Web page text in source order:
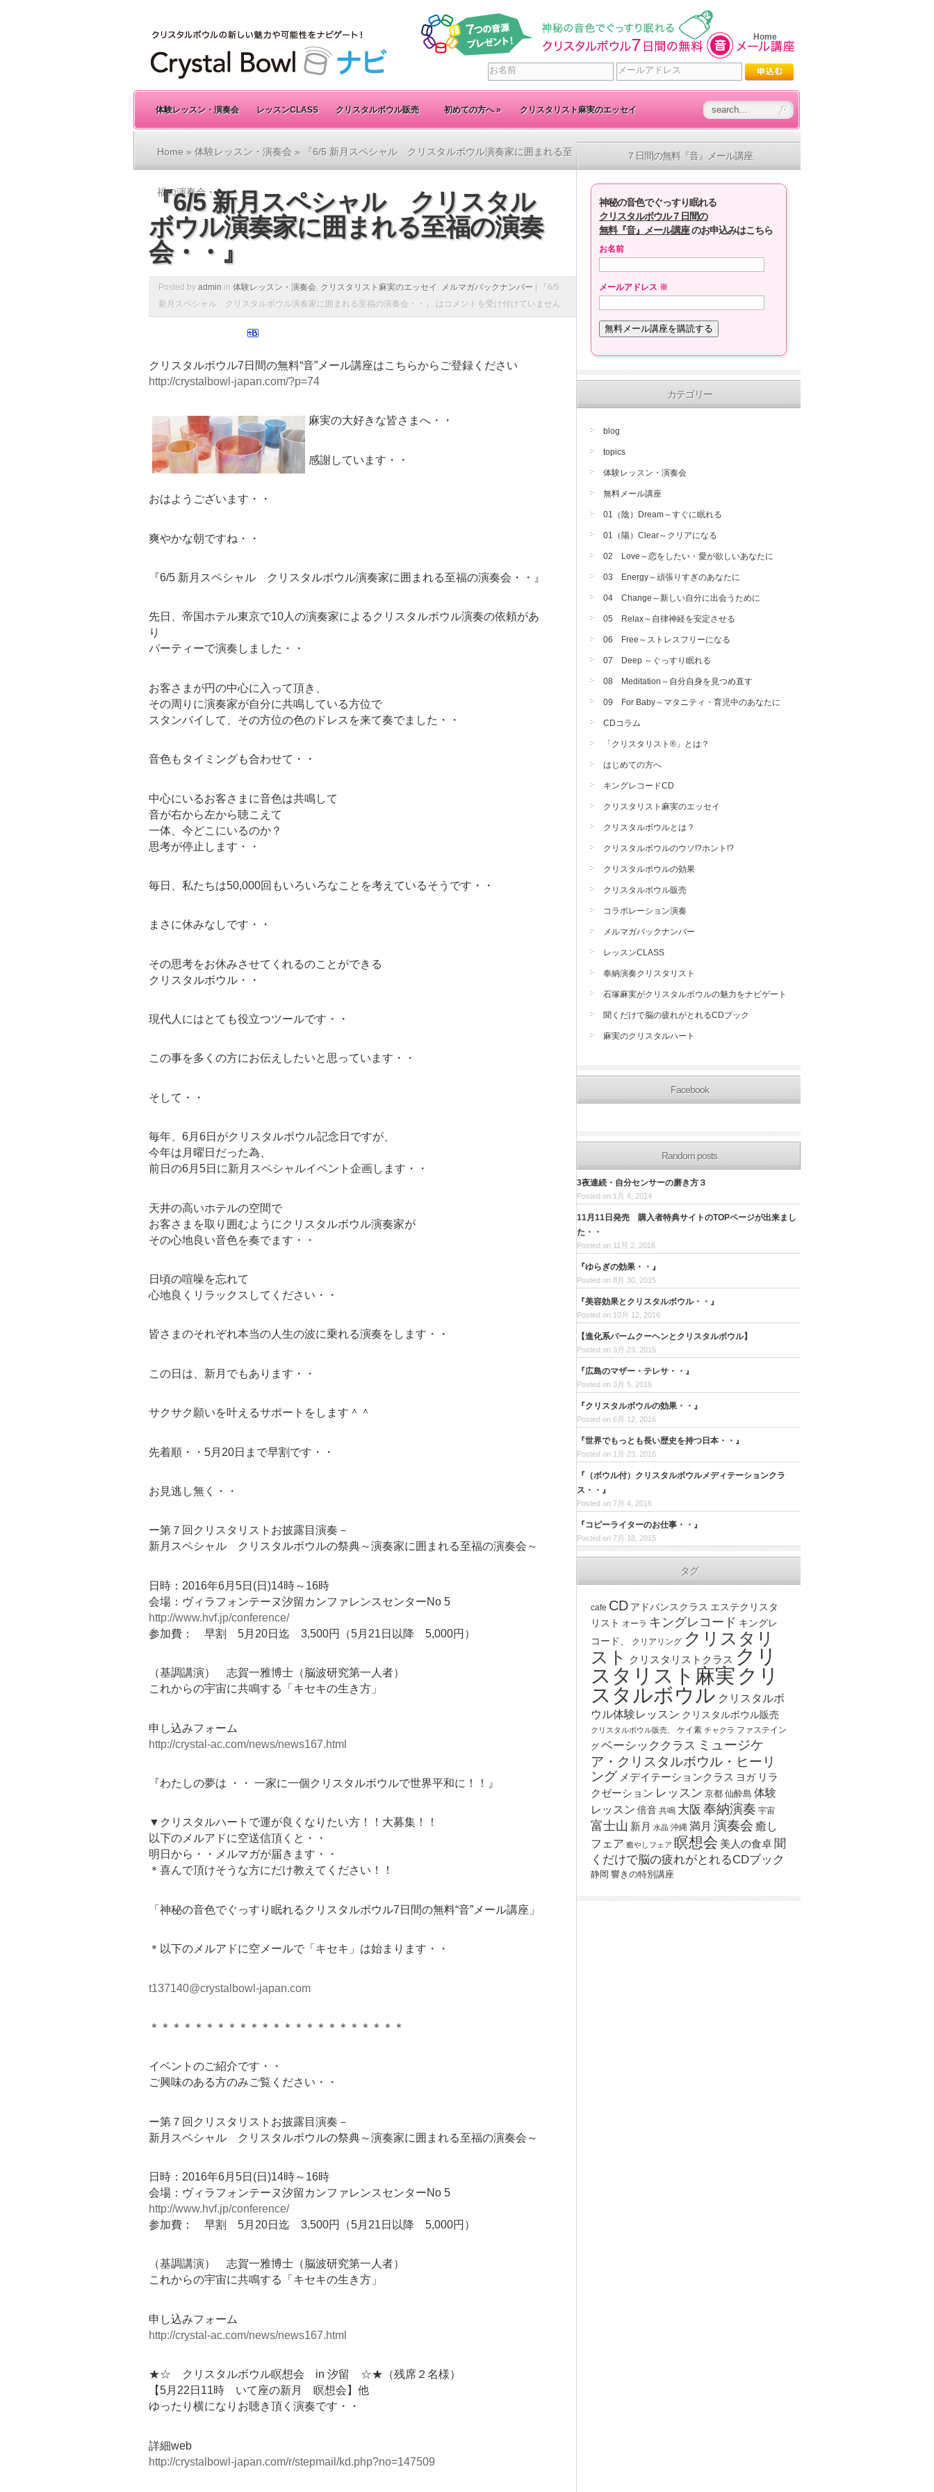
Home
体験レッスン・演奏会 レッスンCLASS クリスタルボウル販売 初めての方へ» クリスタリスト麻実のエッセイ
Home » 体験レッスン・演奏会 » 『6/5 新月スペシャル クリスタルボウル演奏家に囲まれる至
福の演奏会・・』
『6/5 新月スペシャル クリスタル
ボウル演奏家に囲まれる至福の演奏
会・・』
Posted by admin in 体験レッスン・演奏会, クリスタリスト麻実のエッセイ , メルマガバックナンバー
『6/5
新月スペシャル クリスタルボウル演奏家に囲まれる至福の演奏会・・』 は コメントを受け付けていません
クリスタルボウル7日間の無料“音”メール講座はこちらからご登録ください
http://crystalbowl-japan.com/?p=74
麻実の大好きな皆さまへ・・
感謝しています・・
おはようございます・・
爽やかな朝ですね・・
『6/5 新月スペシャル クリスタルボウル演奏家に囲まれる至福の演奏会・・』
先日、帝国ホテル東京で10人の演奏家によるクリスタルボウル演奏の依頼があ
り
パーティーで演奏しました・・
お客さまが円の中心に入って頂き、
その周りに演奏家が自分に共鳴している方位で
スタンバイして、その方位の色のドレスを来て奏でました・・
音色もタイミングも合わせて・・
中心にいるお客さまに音色は共鳴して
音が右から左から聴こえて
一体、今どこにいるのか？
思考が停止します・・
毎日、私たちは50,000回もいろいろなことを考えているそうです・・
まさに休みなしです・・
その思考をお休みさせてくれるのことができる
クリスタルボウル・・
現代人にはとても役立つツールです・・
この事を多くの方にお伝えしたいと思っています・・
そして・・
毎年、6月6日がクリスタルボウル記念日ですが、
今年は月曜日だった為、
前日の6月5日に新月スペシャルイベント企画します・・
天井の高いホテルの空間で
お客さまを取り囲むようにクリスタルボウル演奏家が
その心地良い音色を奏でます・・
日頃の喧噪を忘れて
心地良くリラックスしてください・・
皆さまのそれぞれ本当の人生の波に乗れる演奏をします・・
この日は、新月でもあります・・
サクサク願いを叶えるサポートをします＾＾
先着順・・5月20日まで早割です・・
お見逃し無く・・
ー第７回クリスタリストお披露目演奏－
新月スペシャル クリスタルボウルの祭典～演奏家に囲まれる至福の演奏会～
日時：2016年6月5日(日)14時～16時
会場：ヴィラフォンテーヌ汐留カンファレンスセンターNo 5
http://www.hvf.jp/conference/
参加費： 早割 5月20日迄 3,500円（5月21日以降 5,000円）
（基調講演） 志賀一雅博士（脳波研究第一人者）
これからの宇宙に共鳴する「キセキの生き方」
申し込みフォーム
http://crystal-ac.com/news/news167.html
『わたしの夢は ・・ 一家に一個クリスタルボウルで世界平和に！！』
▼クリスタルハートで運が良くなりたい方！！大募集！！
以下のメルアドに空送信頂くと・・
明日から・・メルマガが届きます・・
＊喜んで頂けそうな方にだけ教えてください！！
「神秘の音色でぐっすり眠れるクリスタルボウル7日間の無料“音”メール講座」
＊以下のメルアドに空メールで「キセキ」は始まります・・
t137140@crystalbowl-japan.com
＊＊＊＊＊＊＊＊＊＊＊＊＊＊＊＊＊＊＊＊＊＊＊
イベントのご紹介です・・
ご興味のある方のみご覧ください・・
ー第７回クリスタリストお披露目演奏－
新月スペシャル クリスタルボウルの祭典～演奏家に囲まれる至福の演奏会～
日時：2016年6月5日(日)14時～16時
会場：ヴィラフォンテーヌ汐留カンファレンスセンターNo 5
http://www.hvf.jp/conference/
参加費： 早割 5月20日迄 3,500円（5月21日以降 5,000円）
（基調講演） 志賀一雅博士（脳波研究第一人者）
これからの宇宙に共鳴する「キセキの生き方」
申し込みフォーム
http://crystal-ac.com/news/news167.html
★☆ クリスタルボウル瞑想会 in 汐留 ☆★（残席２名様）
【5月22日11時 いて座の新月 瞑想会】他
ゆったり横になりお聴き頂く演奏です・・
詳細web
http://crystalbowl-japan.com/r/stepmail/kd.php?no=147509
７日間の無料『音』メール講座
神秘の音色でぐっすり眠れる
クリスタルボウル７日間の
無料『音』メール講座のお申込みはこちら
お名前
メールアドレス ※
カテゴリー
blog
topics
体験レッスン・演奏会
無料メール講座
01（陰）Dream～すぐに眠れる
01（陽）Clear～クリアになる
02 Love～恋をしたい・愛が欲しいあなたに
03 Energy～頑張りすぎのあなたに
04 Change～新しい自分に出会うために
05 Relax～自律神経を安定させる
06 Free～ストレスフリーになる
07 Deep ～ぐっすり眠れる
08 Meditation～自分自身を見つめ直す
09 For Baby～マタニティ・育児中のあなたに
CDコラム
「クリスタリスト®」とは？
はじめての方へ
キングレコードCD
クリスタリスト麻実のエッセイ
クリスタルボウルとは？
クリスタルボウルのウソ!?ホント!?
クリスタルボウルの効果
クリスタルボウル販売
コラボレーション演奏
メルマガバックナンバー
レッスンCLASS
奉納演奏クリスタリスト
石塚麻実がクリスタルボウルの魅力をナビゲート
聞くだけで脳の疲れがとれるCDブック
麻実のクリスタルハート
Facebook
Random posts
3夜連続・自分センサーの磨き方３
Posted on 1月 8, 2014
11月11日発売 購入者特典サイトのTOPページが出来まし
た・・
Posted on 11月 2, 2016
『ゆらぎの効果・・』
Posted on 8月 30, 2015
『美容効果とクリスタルボウル・・』
Posted on 10月 12, 2016
【進化系バームクーヘンとクリスタルボウル】
Posted on 3月 23, 2015
『広島のマザー・テレサ・・』
Posted on 3月 5, 2016
『クリスタルボウルの効果・・』
Posted on 6月 12, 2016
『世界でもっとも長い歴史を持つ日本・・』
Posted on 1月 23, 2016
『（ボウル付）クリスタルボウルメディテーションクラ
ス・・』
Posted on 7月 4, 2016
『コピーライターのお仕事・・』
Posted on 7月 18, 2015
タグ
cafe CD アドバンスクラス エステクリスタ
リスト オーラ キングレコード キングレ
コード、
クリアリング クリスタリ
スト
クリスタリストクラス クリ
スタリスト麻実 クリ
スタルボウル クリスタルボ
ウル体験レッスン クリスタルボウル販売
クリスタルボウル販売、 ケイ素 チャクラ ファステイン
グ ベーシッククラス ミュージケ
ア・クリスタルボウル・ヒーリ
ング メデイテーションクラス ヨガ リラ
クゼーション レッスン 京都 仙酔島 体験
レッスン 倍音 共鳴 大阪 奉納演奏 宇宙
富士山 新月 水晶 沖縄 満月 演奏会 癒し
フェア 癒やしフェア 瞑想会 美人の食卓 聞
くだけで脳の疲れがとれるCDブック
静岡 響きの特別講座